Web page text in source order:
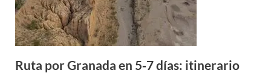
Ruta por Granada en 5‑7 días: itinerario